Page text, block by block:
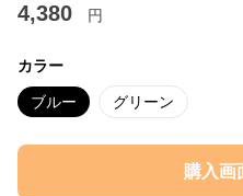
4,380 円
カラー
ブルー グリーン
購入画